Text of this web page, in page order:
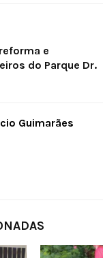
e
do Parque Dr.
Guimarães